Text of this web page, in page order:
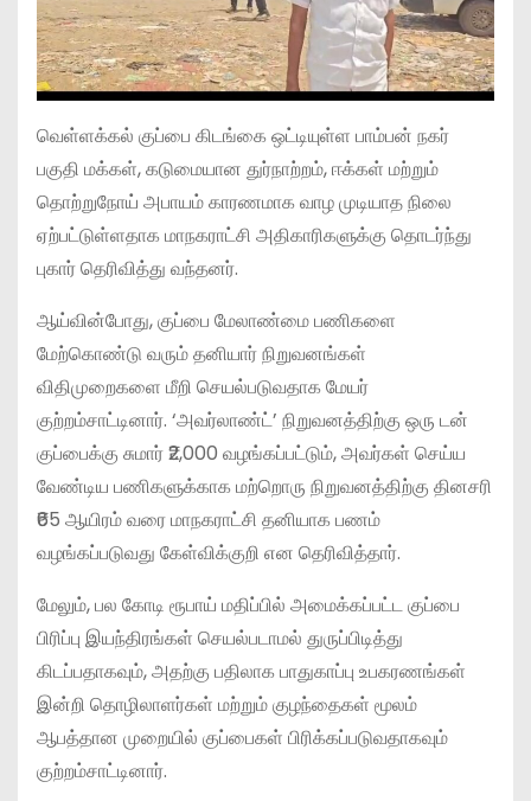
வெள்ளக்கல் குப்பை கிடங்கை ஒட்டியுள்ள பாம்பன் நகர்
பகுதி மக்கள், கடுமையான துர்நாற்றம், ஈக்கள் மற்றும்
தொற்றுநோய் அபாயம் காரணமாக வாழ முடியாத நிலை
ஏற்பட்டுள்ளதாக மாநகராட்சி அதிகாரிகளுக்கு தொடர்ந்து
புகார் தெரிவித்து வந்தனர்.
ஆய்வின்போது, குப்பை மேலாண்மை பணிகளை
மேற்கொண்டு வரும் தனியார் நிறுவனங்கள்
விதிமுறைகளை மீறி செயல்படுவதாக மேயர்
குற்றம்சாட்டினார். ‘அவர்லாண்ட்’ நிறுவனத்திற்கு ஒரு டன்
குப்பைக்கு சுமார் ₹2,000 வழங்கப்பட்டும், அவர்கள் செய்ய
வேண்டிய பணிகளுக்காக மற்றொரு நிறுவனத்திற்கு தினசரி
₹65 ஆயிரம் வரை மாநகராட்சி தனியாக பணம்
வழங்கப்படுவது கேள்விக்குறி என தெரிவித்தார்.
மேலும், பல கோடி ரூபாய் மதிப்பில் அமைக்கப்பட்ட குப்பை
பிரிப்பு இயந்திரங்கள் செயல்படாமல் துருப்பிடித்து
கிடப்பதாகவும், அதற்கு பதிலாக பாதுகாப்பு உபகரணங்கள்
இன்றி தொழிலாளர்கள் மற்றும் குழந்தைகள் மூலம்
ஆபத்தான முறையில் குப்பைகள் பிரிக்கப்படுவதாகவும்
குற்றம்சாட்டினார்.